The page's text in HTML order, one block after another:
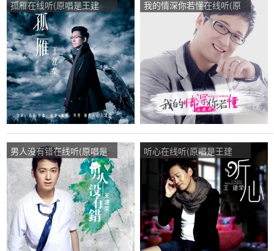
孤雁在线听(原唱是王建
荣)，苦尽甘来演唱点播:85
次
我的情深你若懂在线听(原
唱是王建荣)，麦霸演唱点
男人没有错在线听(原唱是
王建荣)，建建演唱点播:94
次
听心在线听(原唱是王建
荣)，杠上开花演唱点播:95